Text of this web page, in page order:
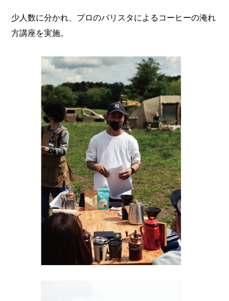
少人数に分かれ、プロのバリスタによるコーヒーの淹れ
方講座を実施。